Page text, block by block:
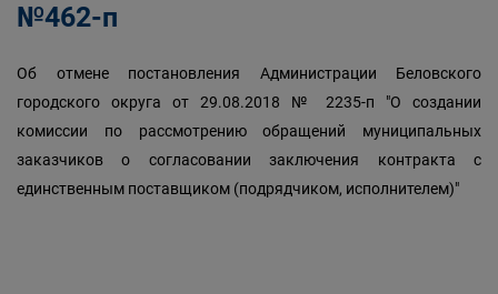
№462-п
Об отмене постановления Администрации Беловского
городского округа от 29.08.2018 № 2235-п "О создании
комиссии по рассмотрению обращений муниципальных
заказчиков о согласовании заключения контракта с
единственным поставщиком (подрядчиком, исполнителем)"